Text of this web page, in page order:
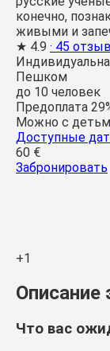
конечно,
живыми и
★ 4.9 · 45
Пешком
до 10 человек
Предоплата
Можно с
Доступные
60 €
Забронировать
+1
Описание
Что вас